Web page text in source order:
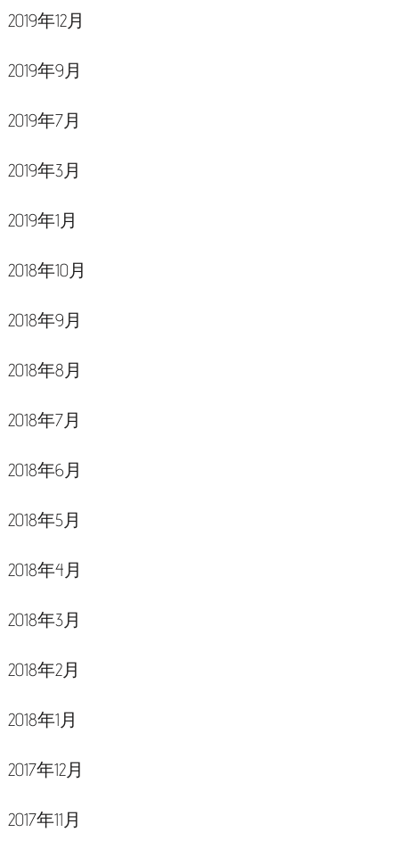
2019年12月
2019年9月
2019年7月
2019年3月
2019年1月
2018年10月
2018年9月
2018年8月
2018年7月
2018年6月
2018年5月
2018年4月
2018年3月
2018年2月
2018年1月
2017年12月
2017年11月